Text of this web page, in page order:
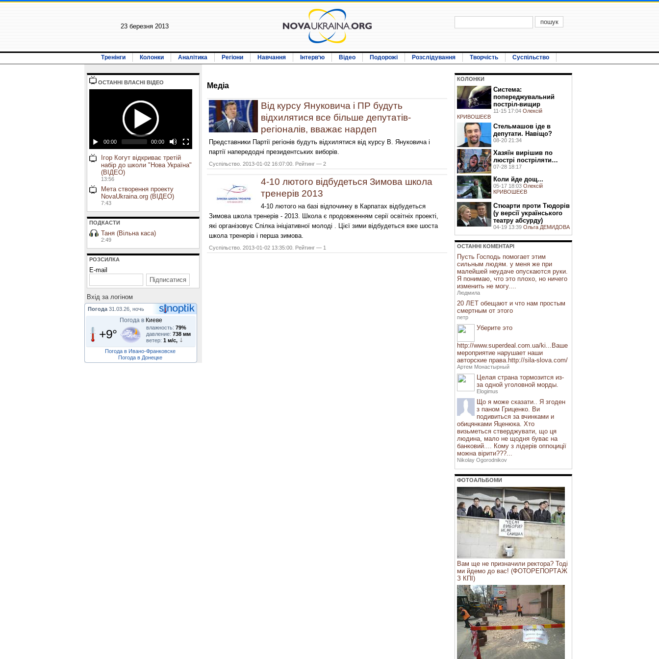
23 березня 2013
Тренінги Колонки Аналітика Регіони Навчання Інтерв‘ю Відео Подорожі Розслідування Творчість Суспільство
ОСТАННI ВЛАСНI ВIДЕО
00:00 00:00
Ігор Когут відкриває третій
набір до школи "Нова Україна"
(ВІДЕО)
13:56
Мета створення проекту
NovaUkraina.org (ВІДЕО)
7:43
ПОДКАСТИ
Таня (Вільна каса)
2:49
РОЗСИЛКА
E-mail
Вхiд за логiном
Погода 31.03.26, ночь
Погода в Киеве
+9° влажность: 79%
давление: 738 мм
ветер: 1 м/с,
Погода в Ивано-Франковске
Погода в Донецке
Медiа
Від курсу Януковича і ПР будуть
відхилятися все більше депутатів-
регіоналів, вважає нардеп
Представники Партії регіонів будуть відхилятися від курсу В. Януковича і
партії напередодні президентських виборів.
Суспільство. 2013-01-02 16:07:00. Рейтинг — 2
4-10 лютого відбудеться Зимова школа
тренерів 2013
4-10 лютого на базі відпочинку в Карпатах відбудеться
Зимова школа тренерів - 2013. Школа є продовженням серії освітніх проекті,
які організовує Спілка ініціативної молоді . Цієї зими відбудеться вже шоста
школа тренерів і перша зимова.
Суспільство. 2013-01-02 13:35:00. Рейтинг — 1
КОЛОНКИ
Система:
попереджувальний
постріл-вищир
11-15 17:04 Олексій
КРИВОШЕЄВ
Стельмашов іде в
депутати. Навіщо?
08-20 21:34
Хазяїн вирішив по
люстрі постріляти…
07-28 18:17
Коли йде дощ...
05-17 18:03 Олексій
КРИВОШЕЄВ
Стюарти проти Тюдорів
(у версії українського
театру абсурду)
04-19 13:39 Ольга ДЕМИДОВА
ОСТАННI КОМЕНТАРI
Пусть Господь помогает этим
сильным людям. у меня же при
малейшей неудаче опускаются руки.
Я понимаю, что это плохо, но ничего
изменить не могу....
Людмила
20 ЛЕТ обещают и что нам простым
смертным от этого
петр
Уберите это
http://www.superdeal.com.ua/ki...Ваше
мероприятие нарушает наши
авторские права.http://sila-slova.com/
Артем Монастырный
Целая страна тормозится из-
за одной уголовной морды.
Elogimus
Що я може сказати.. Я згоден
з паном Гриценко. Ви
подивиться за вчинками и
обицянками Яценюка. Хто
визьметься стверджувати, що ця
людина, мало не щодня буває на
банковий.... Кому з лідерів оппоциції
можна вірити???...
Nikolay Ogorodnikov
ФОТОАЛЬБОМИ
Вам ще не призначили ректора? Тоді
ми йдемо до вас! (ФОТОРЕПОРТАЖ
З КПІ)